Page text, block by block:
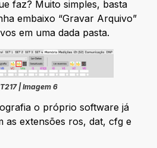
faz? Muito simples, basta
embaixo “Gravar Arquivo”
em uma dada pasta.
| Imagem 6
o próprio software já
as extensões ros, dat, cfg e